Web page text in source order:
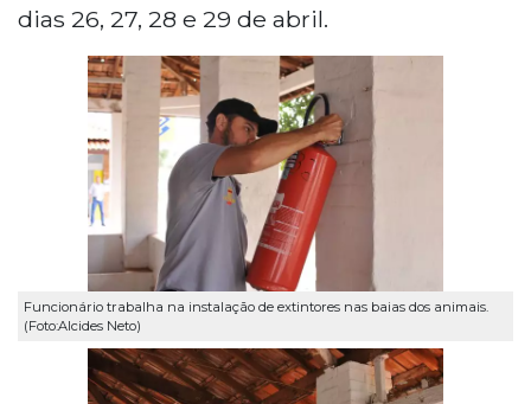
dias 26, 27, 28 e 29 de abril.
Funcionário trabalha na instalação de extintores nas baias dos animais.
(Foto:Alcides Neto)